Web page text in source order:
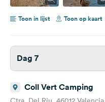
Toon in lijst Toon op kaart
Dag 7
Coll Vert Camping